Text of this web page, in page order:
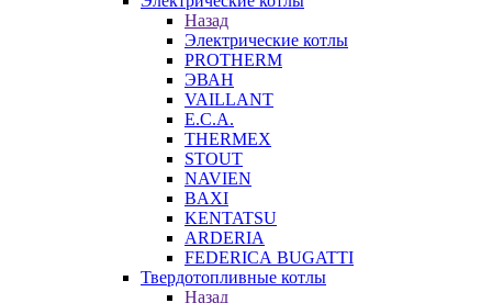
Назад
Электрические котлы
PROTHERM
ЭВАН
VAILLANT
E.C.A.
THERMEX
STOUT
NAVIEN
BAXI
KENTATSU
ARDERIA
FEDERICА BUGATTI
Твердотопливные котлы
Назад